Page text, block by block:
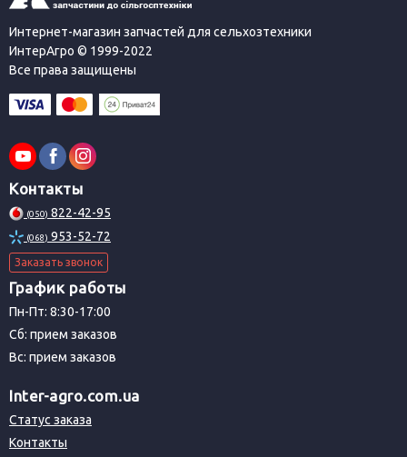
Интернет-магазин запчастей для сельхозтехники
ИнтерАгро © 1999-2022
Все права защищены
Контакты
(050) 822-42-95
(068) 953-52-72
Заказать звонок
График работы
Пн-Пт: 8:30-17:00
Сб: прием заказов
Вс: прием заказов
Inter-agro.com.ua
Статус заказа
Контакты